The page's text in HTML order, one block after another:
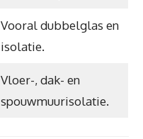
Vooral dubbelglas en
isolatie.
Vloer-, dak- en
spouwmuurisolatie.